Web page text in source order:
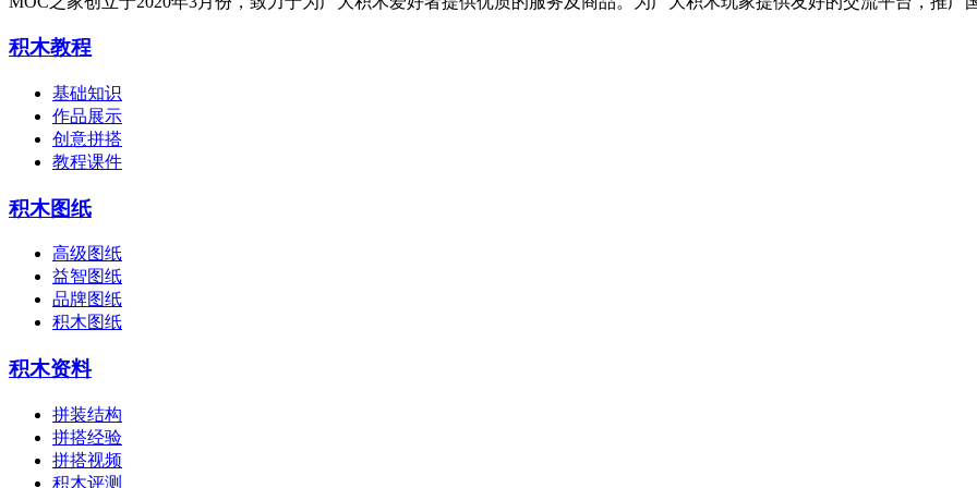
积木教程
基础知识
作品展示
创意拼搭
教程课件
积木图纸
高级图纸
益智图纸
品牌图纸
积木图纸
积木资料
拼装结构
拼搭经验
拼搭视频
积木评测